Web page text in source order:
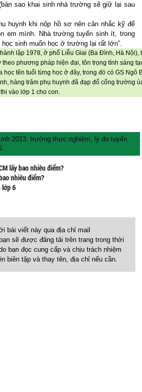
sao khai sinh nhà trường sẽ giữ lại sau
huynh khi nộp hồ sơ nên cân nhắc kỹ để
em mình. Nhà trường tuyển sinh ít, trong
sinh muốn học ở trường lại rất lớn”.
lập 1978, ở phố Liễu Giai (Ba Đình, Hà Nội),
theo phương pháp hiện đại, tôn trọng tính sáng
học tên tuổi từng học ở đây, trong đó có GS Ngô
hàng trăm phụ huynh đã đạp đổ cổng trường
vào lớp 1 cho con.
2013,trường thực nghiệm, lý do tuyển
lấy bao nhiêu điểm?
nhiêu điểm?
lớp 6
bài viết này qua địa chỉ mail
sẽ được đăng tải trên trang trong thời
bạn đọc cung cấp và chịu trách nhiệm
biên tập và thay tên, địa chỉ nếu cần.